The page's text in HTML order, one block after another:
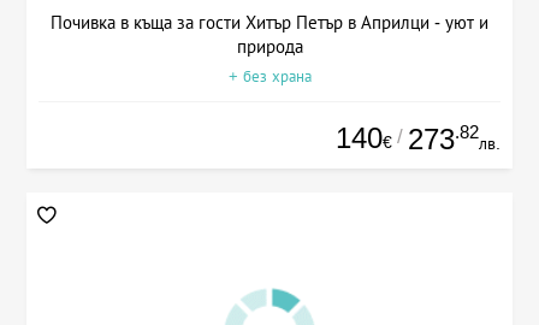
Почивка в къща за гости Хитър Петър в Априлци - уют и
природа
+ без храна
140€ / 273.82
лв.